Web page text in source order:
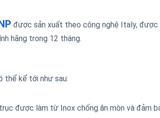
được sản xuất theo công nghệ Italy, được
hãng trong 12 tháng.
thể kể tới như sau:
được làm từ Inox chống ăn mòn và đảm